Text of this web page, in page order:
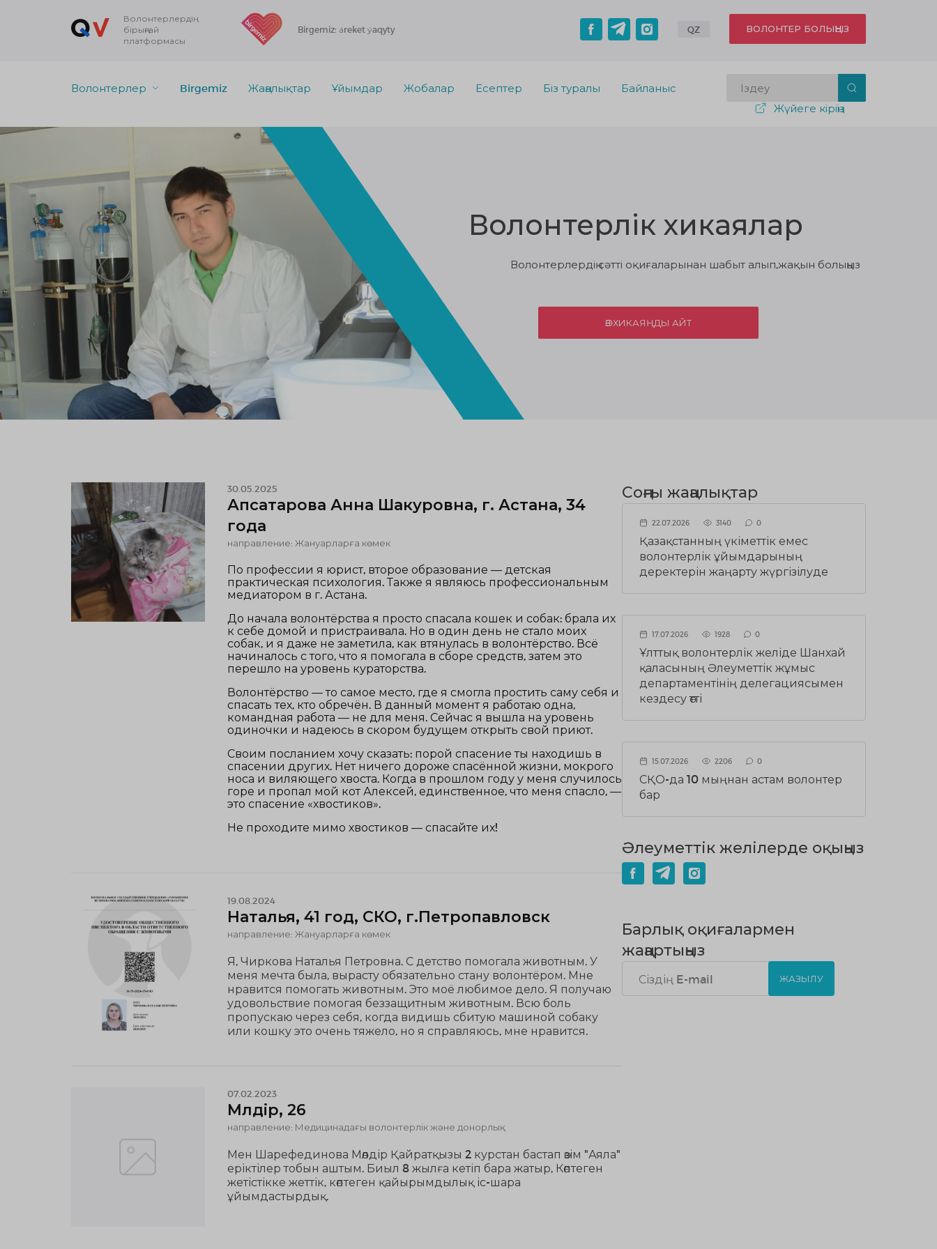
Волонтерлердің
бірыңғай
платформасы
Birgemiz: áreket ýaqyty QZ ВОЛОНТЕР БОЛЫҢЫЗ
Волонтерлер Birgemiz Жаңалықтар Ұйымдар Жобалар Есептер Біз туралы
Байланыс
Жүйеге кіріңіз
Волонтерлік хикаялар
Волонтерлердің сәтті оқиғаларынан шабыт алып,жақын болыңыз
ӨЗ ХИКАЯҢДЫ АЙТ
30.05.2025
Апсатарова Анна Шакуровна, г. Астана, 34
года
направление: Жануарларға көмек
По профессии я юрист, второе образование — детская
практическая психология. Также я являюсь профессиональным
медиатором в г. Астана.
До начала волонтёрства я просто спасала кошек и собак: брала их
к себе домой и пристраивала. Но в один день не стало моих
собак, и я даже не заметила, как втянулась в волонтёрство. Всё
начиналось с того, что я помогала в сборе средств, затем это
перешло на уровень кураторства.
Волонтёрство — то самое место, где я смогла простить саму себя и
спасать тех, кто обречён. В данный момент я работаю одна,
командная работа — не для меня. Сейчас я вышла на уровень
одиночки и надеюсь в скором будущем открыть свой приют.
Своим посланием хочу сказать: порой спасение ты находишь в
спасении других. Нет ничего дороже спасённой жизни, мокрого
носа и виляющего хвоста. Когда в прошлом году у меня случилось
горе и пропал мой кот Алексей, единственное, что меня спасло, —
это спасение «хвостиков».
Не проходите мимо хвостиков — спасайте их!
19.08.2024
Наталья, 41 год, СКО, г.Петропавловск
направление: Жануарларға көмек
Я, Чиркова Наталья Петровна. С детство помогала животным. У
меня мечта была, вырасту обязательно стану волонтёром. Мне
нравится помогать животным. Это моё любимое дело. Я получаю
удовольствие помогая беззащитным животным. Всю боль
пропускаю через себя, когда видишь сбитую машиной собаку
или кошку это очень тяжело, но я справляюсь, мне нравится.
07.02.2023
Мөлдір, 26
направление: Медицинадағы волонтерлік және донорлық
Мен Шарефединова Мөлдір Қайратқызы 2 курстан бастап өзім "Аяла"
еріктілер тобын аштым. Биыл 8 жылға кетіп бара жатыр, Көптеген
жетістікке жеттік, көптеген қайырымдылық іс-шара
ұйымдастырдық.
Соңғы жаңалықтар
22.07.2026 3140 0
Қазақстанның үкіметтік емес
волонтерлік ұйымдарының
деректерін жаңарту жүргізілуде
17.07.2026 1928 0
Ұлттық волонтерлік желіде Шанхай
қаласының Әлеуметтік жұмыс
департаментінің делегациясымен
кездесу өтті
15.07.2026 2206 0
СҚО-да 10 мыңнан астам волонтер
бар
Әлеуметтік желілерде оқыңыз
Барлық оқиғалармен
жаңартыңыз
ЖАЗЫЛУ